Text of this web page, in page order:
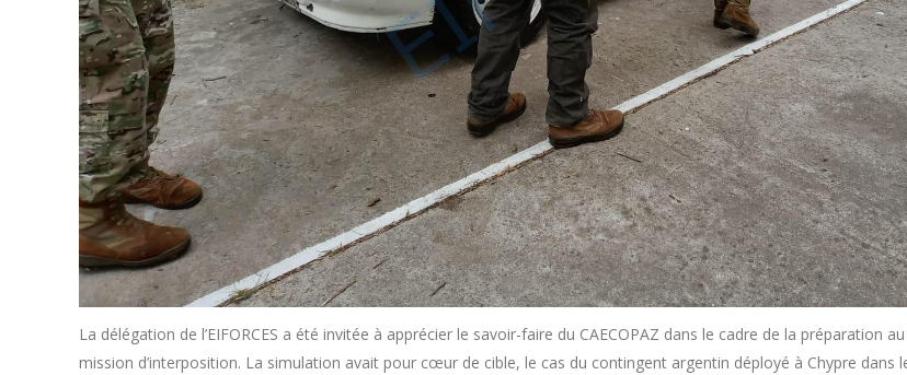
La délégation de l’EIFORCES a été invitée à apprécier le savoir-faire du CAECOPAZ dans le cadre de la préparation
mission d’interposition. La simulation avait pour cœur de cible, le cas du contingent argentin déployé à Chypre dans